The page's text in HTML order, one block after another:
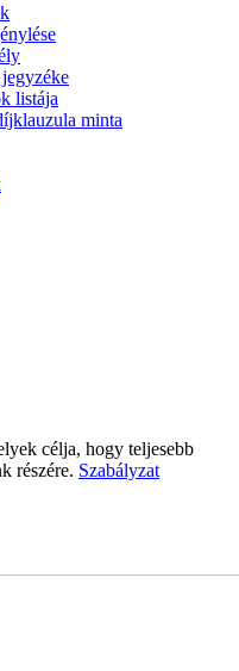
listája
minta
célja, hogy teljesebb
részére. Szabályzat